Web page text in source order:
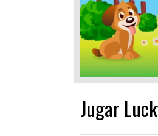
Jugar